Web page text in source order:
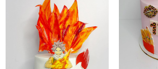
התקשר/י
עוגת אנימה נאטצו ליום הולדת